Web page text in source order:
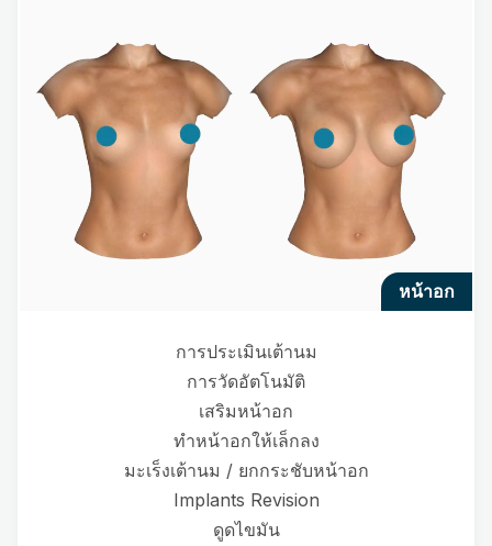
หน้าอก
การประเมินเต้านม
การวัดอัตโนมัติ
เสริมหน้าอก
ทำหน้าอกให้เล็กลง
มะเร็งเต้านม / ยกกระชับหน้าอก
Implants Revision
ดูดไขมัน